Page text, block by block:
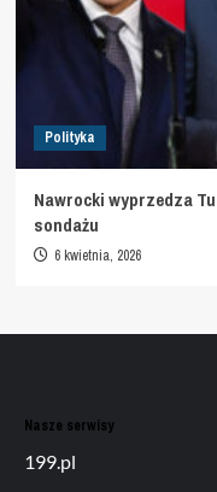
Polityka
Nawrocki wyprzedza
sondażu
6 kwietnia, 2026
Nasze serwisy
199.pl